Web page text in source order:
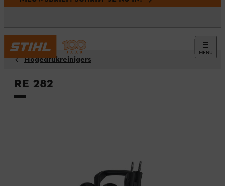
MENU
Hogedrukreinigers
RE 282